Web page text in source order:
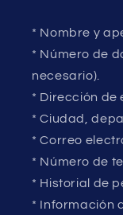
* Nombre y
* Número de
necesario).
* Dirección de
* Ciudad,
* Correo
* Número de
* Historial de
* Información